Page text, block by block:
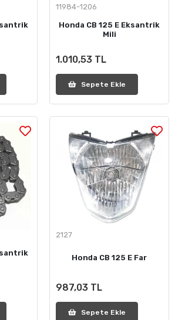
11984-1206
Honda CB 125 E Eksantrik
Mili
1.010,53 TL
Sepete Ekle
2127
Honda CB 125 E Far
987,03 TL
Sepete Ekle